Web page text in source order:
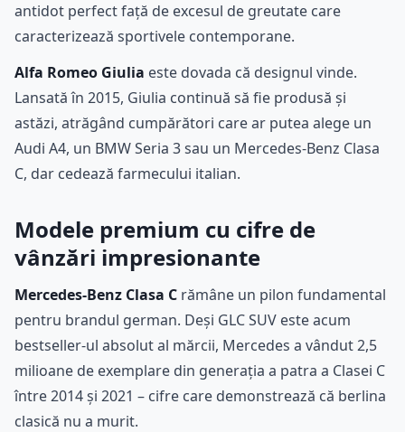
antidot perfect față de excesul de greutate care
caracterizează sportivele contemporane.
Alfa Romeo Giulia este dovada că designul vinde.
Lansată în 2015, Giulia continuă să fie produsă și
astăzi, atrăgând cumpărători care ar putea alege un
Audi A4, un BMW Seria 3 sau un Mercedes-Benz Clasa
C, dar cedează farmecului italian.
Modele premium cu cifre de
vânzări impresionante
Mercedes-Benz Clasa C rămâne un pilon fundamental
pentru brandul german. Deși GLC SUV este acum
bestseller-ul absolut al mărcii, Mercedes a vândut 2,5
milioane de exemplare din generația a patra a Clasei C
între 2014 și 2021 – cifre care demonstrează că berlina
clasică nu a murit.